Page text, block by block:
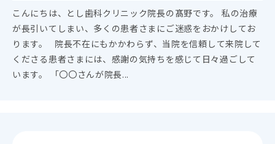
こんにちは、とし歯科クリニック院長の髙野です。 私の治療
が長引いてしまい、多くの患者さまにご迷惑をおかけしてお
ります。 院長不在にもかかわらず、当院を信頼して来院して
くださる患者さまには、感謝の気持ちを感じて日々過ごして
います。 「〇〇さんが院長...